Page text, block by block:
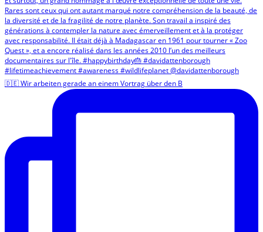
🇩🇪 Wir arbeiten gerade an einem Vortrag über den B